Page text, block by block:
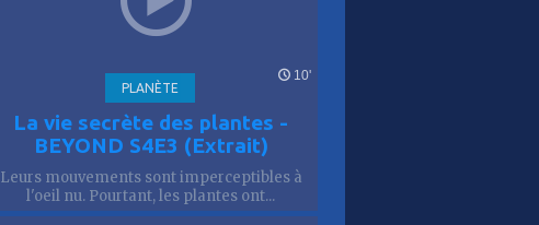
10'
PLANÈTE
La vie secrète des plantes -
BEYOND S4E3 (Extrait)
Leurs mouvements sont imperceptibles à
l'oeil nu. Pourtant, les plantes ont...